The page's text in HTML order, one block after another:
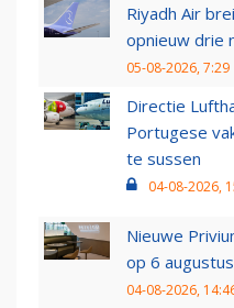
Riyadh Air
opnieuw drie
05-08-2026, 7:29
Directie
Portugese
te sussen
04-08-2026,
Nieuwe
op 6
04-08-2026,